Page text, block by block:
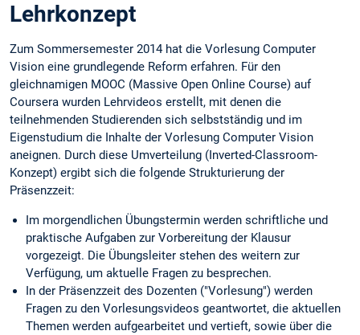
Lehrkonzept
Zum Sommersemester 2014 hat die Vorlesung Computer
Vision eine grundlegende Reform erfahren. Für den
gleichnamigen MOOC (Massive Open Online Course) auf
Coursera wurden Lehrvideos erstellt, mit denen die
teilnehmenden Studierenden sich selbstständig und im
Eigenstudium die Inhalte der Vorlesung Computer Vision
aneignen. Durch diese Umverteilung (Inverted-Classroom-
Konzept) ergibt sich die folgende Strukturierung der
Präsenzzeit:
Im morgendlichen Übungstermin werden schriftliche und
praktische Aufgaben zur Vorbereitung der Klausur
vorgezeigt. Die Übungsleiter stehen des weitern zur
Verfügung, um aktuelle Fragen zu besprechen.
In der Präsenzzeit des Dozenten ("Vorlesung") werden
Fragen zu den Vorlesungsvideos geantwortet, die aktuellen
Themen werden aufgearbeitet und vertieft, sowie über die